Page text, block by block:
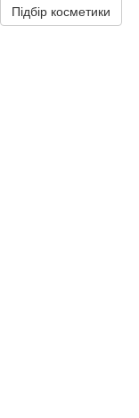
Підбір косметики